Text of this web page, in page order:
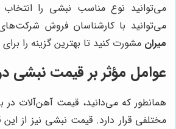
می‌توانید نوع مناسب نبشی را انتخاب
می‌توانید با کارشناسان فروش شرکت‌های
میران مشورت کنید تا بهترین گزینه را
عوامل مؤثر بر قیمت نبشی در
همانطور که می‌دانید، قیمت آهن‌آلات در
مختلفی قرار دارد. قیمت نبشی نیز از